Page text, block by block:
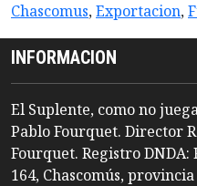
Chascomus,Exportacion,
INFORMACION
El Suplente, como no
Pablo Fourquet. Director
Fourquet. Registro DNDA:
164, Chascomús,